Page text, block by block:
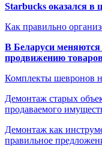
Starbucks оказался в
Как правильно
В Беларуси
продвижению
Комплекты шевронов
Демонтаж старых
продаваемого
Демонтаж как
правильное